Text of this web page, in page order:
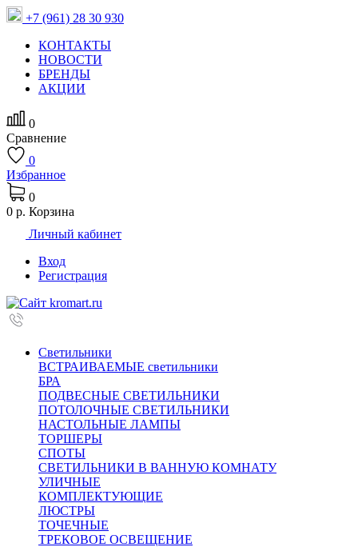
+7 (961) 28 30 930
КОНТАКТЫ
НОВОСТИ
БРЕНДЫ
АКЦИИ
0
Сравнение
0
Избранное
0
0 р. Корзина
Личный кабинет
Вход
Регистрация
Светильники
ВСТРАИВАЕМЫЕ светильники
БРА
ПОДВЕСНЫЕ СВЕТИЛЬНИКИ
ПОТОЛОЧНЫЕ СВЕТИЛЬНИКИ
НАСТОЛЬНЫЕ ЛАМПЫ
ТОРШЕРЫ
СПОТЫ
СВЕТИЛЬНИКИ В ВАННУЮ КОМНАТУ
УЛИЧНЫЕ
КОМПЛЕКТУЮЩИЕ
ЛЮСТРЫ
ТОЧЕЧНЫЕ
ТРЕКОВОЕ ОСВЕЩЕНИЕ